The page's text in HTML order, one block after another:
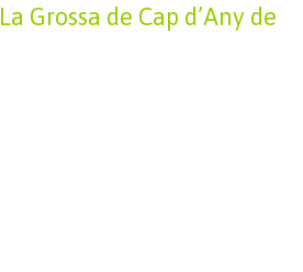
La Grossa de Cap d’Any de